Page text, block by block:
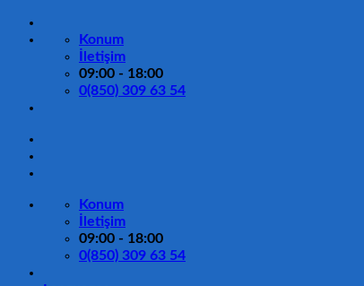
İçeriğe
Konum
İletişim
09:00 - 18:00
0(850) 309 63 54
Konum
İletişim
09:00 - 18:00
0(850) 309 63 54